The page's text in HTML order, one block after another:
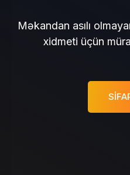
Məkandan asılı
xidmeti üçün